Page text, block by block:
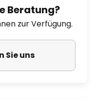
Beratung?
zur Verfügung.
Sie uns